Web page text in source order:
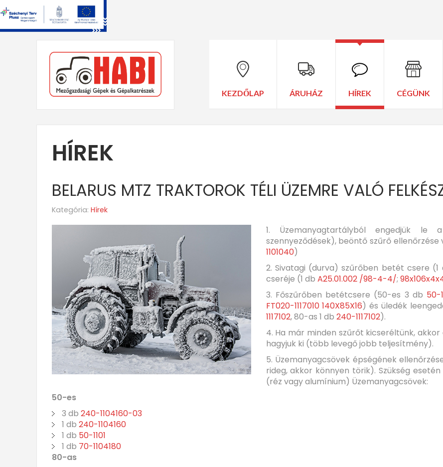
KEZDŐLAP ÁRUHÁZ HÍREK CÉGÜNK
HÍREK
BELARUS MTZ TRAKTOROK TÉLI ÜZEMRE VALÓ
Kategória: Hírek
1. Üzemanyagtartályból engedjük
szennyeződések), beöntő szűrő ellenőrzése
1101040)
2. Sivatagi (durva) szűrőben betét csere (1
cseréje (1 db A25.01.002 /98-4-4/;
3. Főszűrőben betétcsere (50-es 3 db 50-
FT020-1117010 140X85X16) és üledék
1117102, 80-as 1 db 240-1117102).
4. Ha már minden szűrőt kicseréltünk,
hagyjuk ki (több levegő jobb teljesítmény).
5. Üzemanyagcsövek épségének
rideg, akkor könnyen törik). Szükség
(réz vagy alumínium) Üzemanyagcsövek:
50-es
3 db 240-1104160-03
1 db 240-1104160
1 db 50-1101
1 db 70-1104180
80-as